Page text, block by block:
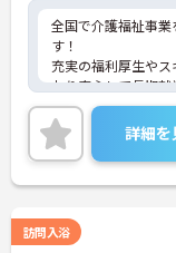
全国で介護福祉事
す！
充実の福利厚生や
おり安心して長期
ご興味ある方には
細をお話致しますの
詳細を
訪問入浴